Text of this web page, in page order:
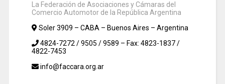
La Federación de Asociaciones y Cámaras del
Comercio Automotor de la República Argentina
Soler 3909 – CABA – Buenos Aires – Argentina
4824-7272 / 9505 / 9589 – Fax: 4823-1837 /
4822-7453
info@faccara.org.ar